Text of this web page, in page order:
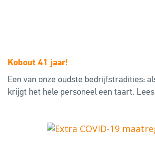
Kobout 41 jaar!
Een van onze oudste bedrijfstradities:
krijgt het hele personeel een taart.